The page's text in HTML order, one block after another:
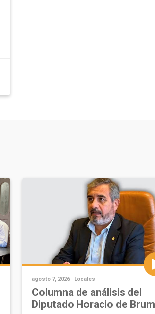
agosto 7, 2026 | Locales
Columna de análisis del
Diputado Horacio de Brum